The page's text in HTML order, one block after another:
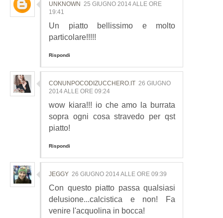
UNKNOWN 25 GIUGNO 2014 ALLE ORE
19:41
Un piatto bellissimo e molto
particolare!!!!!
Rispondi
CONUNPOCODIZUCCHERO.IT 26 GIUGNO
2014 ALLE ORE 09:24
wow kiara!!! io che amo la burrata
sopra ogni cosa stravedo per qst
piatto!
Rispondi
JEGGY 26 GIUGNO 2014 ALLE ORE 09:39
Con questo piatto passa qualsiasi
delusione...calcistica e non! Fa
venire l'acquolina in bocca!